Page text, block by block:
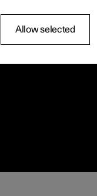
Allow selected